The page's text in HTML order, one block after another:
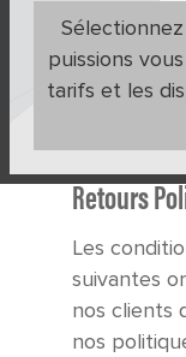
puissions
tarifs et les
Politique
livraison
Retours
Les
suivantes
nos clients
nos